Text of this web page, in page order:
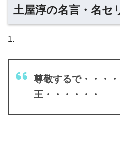
土屋淳の名言・名セ
1.
尊敬するで・・・
王・・・・・・